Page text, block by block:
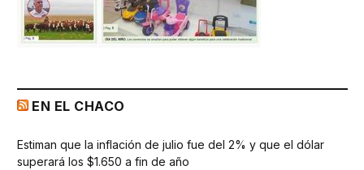
EN EL CHACO
Estiman que la inflación de julio fue del 2% y que el dólar
superará los $1.650 a fin de año